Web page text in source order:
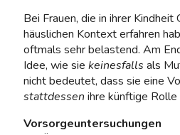
Bei Frauen, die in ihrer
häuslichen Kontext erfahren
oftmals sehr belastend. Am
Idee, wie sie keinesfalls als
nicht bedeutet, dass sie eine
stattdessen ihre künftige
Vorsorgeuntersuchungen